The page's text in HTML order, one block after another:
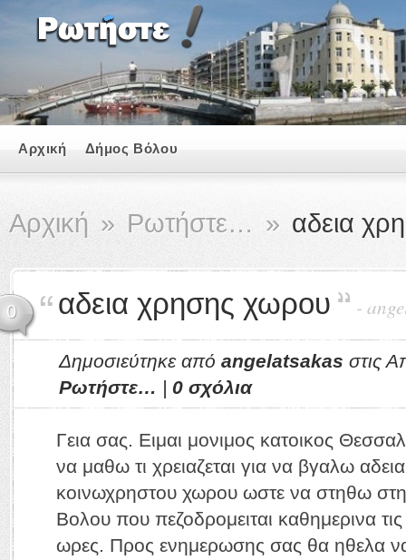
Αρχική Δήμος Βόλου
Αρχική » Ρωτήστε… » αδεια
0 αδεια χρησης χωρου -
Δημοσιεύτηκε από angelatsakas στις
Ρωτήστε… | 0 σχόλια
Γεια σας. Ειμαι μονιμος κατοικος
να μαθω τι χρειαζεται για να βγαλω
κοινωχρηστου χωρου ωστε να στηθω
Βολου που πεζοδρομειται καθημερινα
ωρες. Προς ενημερωσης σας θα ηθελα